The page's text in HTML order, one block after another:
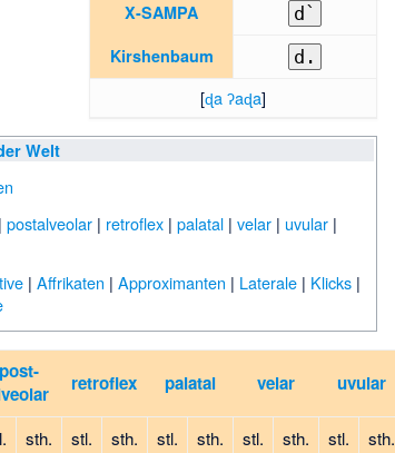
X-SAMPA
d`
Kirshenbaum
d.
[ɖa ʔaɖa]
Welt
postalveolar| retroflex| palatal| velar| uvular|
| Affrikaten | Approximanten | Laterale| Klicks|
post-
retroflex palatal velar uvular
sth. stl. sth. stl. sth. stl. sth. stl. sth.